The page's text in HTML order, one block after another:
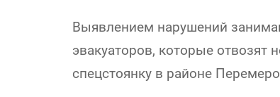
Выявлением нарушений
эвакуаторов, которые
спецстоянку в районе